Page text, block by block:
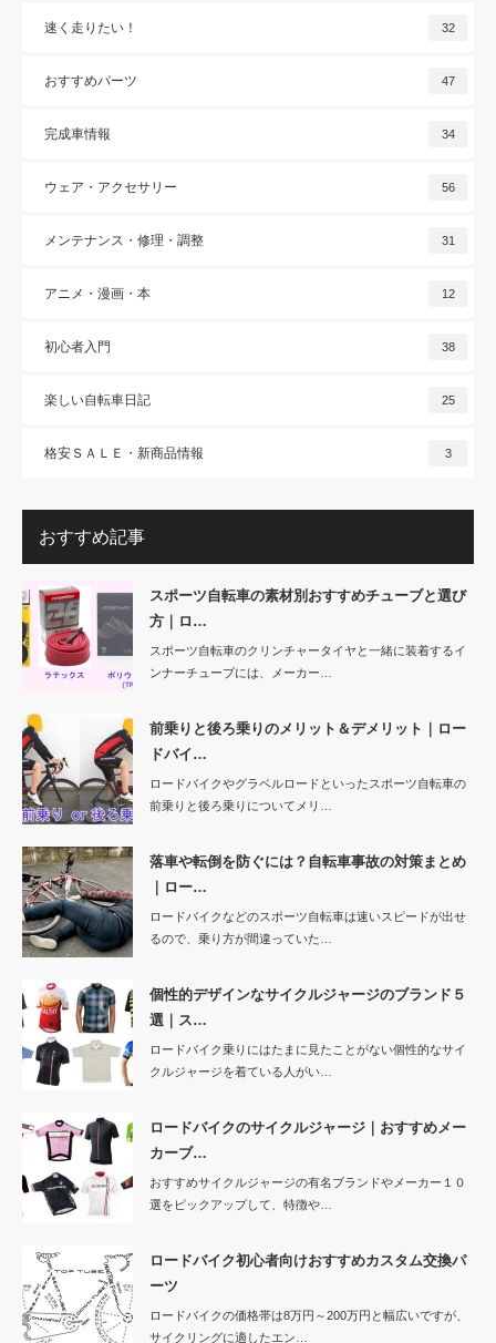
速く走りたい！ 32
おすすめパーツ 47
完成車情報 34
ウェア・アクセサリー 56
メンテナンス・修理・調整 31
アニメ・漫画・本 12
初心者入門 38
楽しい自転車日記 25
格安ＳＡＬＥ・新商品情報 3
おすすめ記事
スポーツ自転車の素材別おすすめチューブと選び
方｜ロ…
スポーツ自転車のクリンチャータイヤと一緒に装着するイ
ンナーチューブには、メーカー…
前乗りと後ろ乗りのメリット＆デメリット｜ロー
ドバイ…
ロードバイクやグラベルロードといったスポーツ自転車の
前乗りと後ろ乗りについてメリ…
落車や転倒を防ぐには？自転車事故の対策まとめ
｜ロー…
ロードバイクなどのスポーツ自転車は速いスピードが出せ
るので、乗り方が間違っていた…
個性的デザインなサイクルジャージのブランド５
選｜ス…
ロードバイク乗りにはたまに見たことがない個性的なサイ
クルジャージを着ている人がい…
ロードバイクのサイクルジャージ｜おすすめメー
カーブ…
おすすめサイクルジャージの有名ブランドやメーカー１０
選をピックアップして、特徴や…
ロードバイク初心者向けおすすめカスタム交換パ
ーツ
ロードバイクの価格帯は8万円～200万円と幅広いですが、
サイクリングに適したエン…